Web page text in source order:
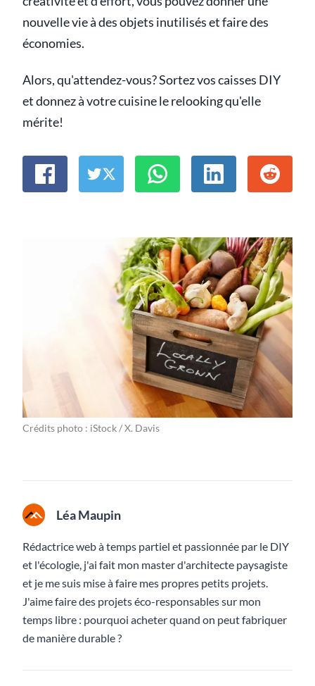
nouvelle vie à des objets inutilisés et faire des
économies.
Alors, qu'attendez-vous? Sortez vos caisses DIY
et donnez à votre cuisine le relooking qu'elle
mérite!
Crédits photo : iStock / X. Davis
Léa Maupin
Rédactrice web à temps partiel et passionnée par le DIY
et l'écologie, j'ai fait mon master d'architecte paysagiste
et je me suis mise à faire mes propres petits projets.
J'aime faire des projets éco-responsables sur mon
temps libre : pourquoi acheter quand on peut fabriquer
de manière durable ?